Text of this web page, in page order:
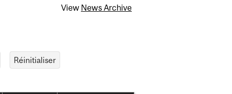
View News Archive